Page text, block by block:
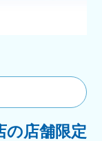
の店舗限定